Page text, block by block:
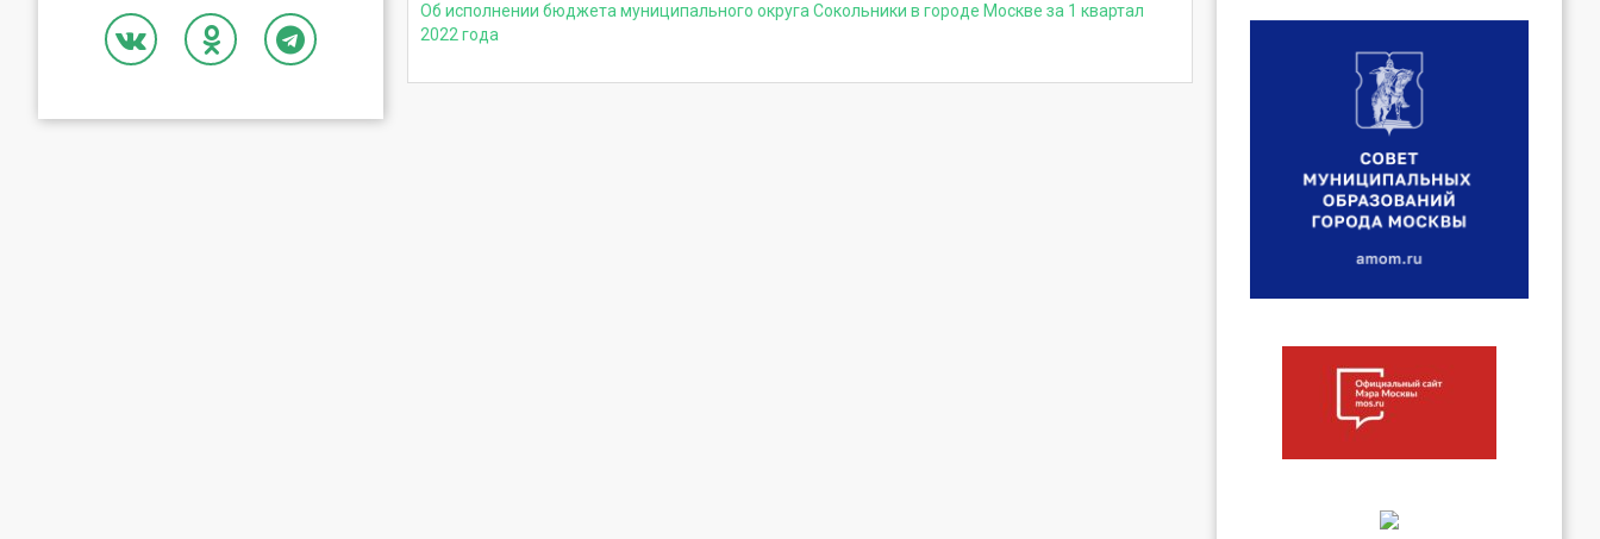
Об исполнении бюджета муниципального округа Сокольники в городе Москве за 1 квартал
2022 года